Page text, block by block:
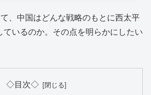
、中国はどんな戦略のもとに西太平
いるのか。その点を明らかにしたい
◇目次◇